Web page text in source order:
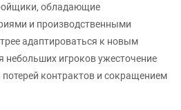
обладающие
и производственными
адаптироваться к новым
небольших игроков ужесточение
контрактов и сокращением